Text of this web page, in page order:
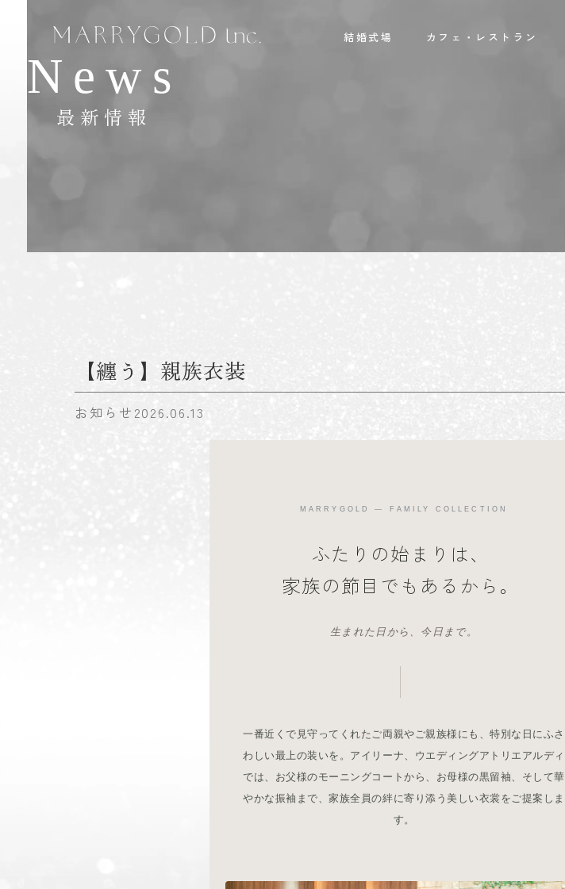
結婚式場 カフェ・レストラン
News
最新情報
【纏う】親族衣装
お知らせ 2026.06.13
MARRYGOLD — FAMILY COLLECTION
ふたりの始まりは、
家族の節目でもあるから。
生まれた日から、今日まで。
一番近くで見守ってくれたご両親やご親族様にも、特別な日にふさ
わしい最上の装いを。アイリーナ、ウエディングアトリエアルディ
では、お父様のモーニングコートから、お母様の黒留袖、そして華
やかな振袖まで、家族全員の絆に寄り添う美しい衣裳をご提案しま
す。